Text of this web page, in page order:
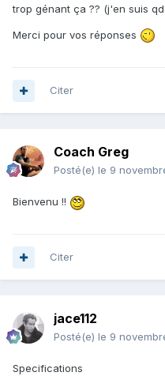
trop génant ça ?? (j'en suis
Merci pour vos réponses
Citer
Coach Greg
Posté(e) le 9
Bienvenu !!
Citer
jace112
Posté(e) le 9
Specifications